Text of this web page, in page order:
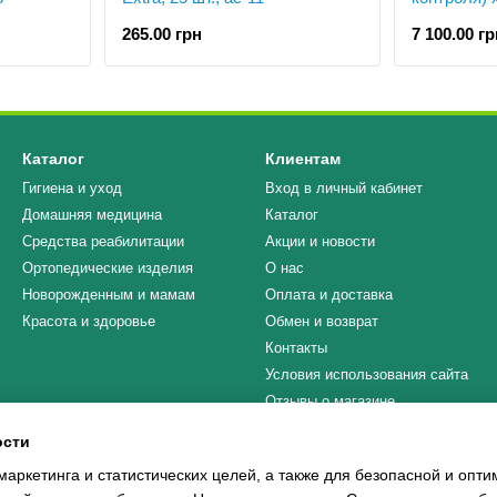
265.00 грн
7 100.00
Каталог
Гигиена и уход
Домашняя медицина
Средства реабилитации
Ортопедические изделия
Новорожденным и мамам
Красота и здоровье
Клиентам
Вход в личный кабинет
Каталог
Акции и новости
О нас
Оплата и доставка
Обмен и возврат
Контакты
Условия использования сайта
Отзывы о магазине
и статистических целей, а также для безопасной и